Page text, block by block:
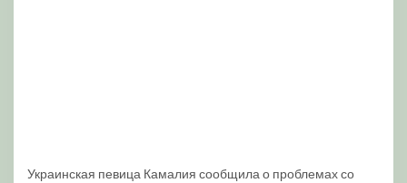
Украинская певица Камалия сообщила о проблемах со